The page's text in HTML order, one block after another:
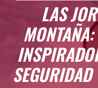
LAS